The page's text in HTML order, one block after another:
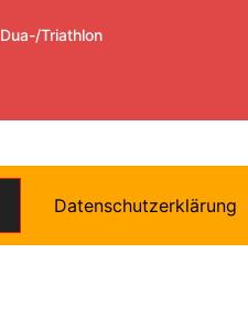
Dua-/Triathlon
Datenschutzerklärung